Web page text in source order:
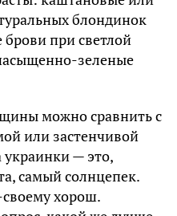
блондинок
брови при светлой
зеленые
можно сравнить с
или застенчивой
украинки — это,
самый солнцепек.
хорош.